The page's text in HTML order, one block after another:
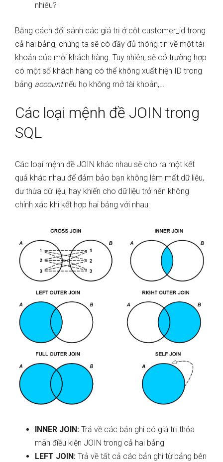
nhiêu?
Bằng cách đối sánh các giá trị ở cột customer_id trong
cả hai bảng, chúng ta sẽ có đầy đủ thông tin về một tài
khoản của mỗi khách hàng. Tuy nhiên, sẽ có trường hợp
có một số khách hàng có thể không xuất hiện ID trong
bảng accountnếu họ không mở tài khoản,…
Các loại mệnh đề JOIN trong
SQL
Các loại mệnh đề JOIN khác nhau sẽ cho ra một kết
quả khác nhau để đảm bảo bạn không làm mất dữ liệu,
dư thừa dữ liệu, hay khiến cho dữ liệu trở nên không
chính xác khi kết hợp hai bảng với nhau:
INNER JOIN: Trả về các bản ghi có giá trị thỏa
mãn điều kiện JOIN trong cả hai bảng
LEFT JOIN: Trả về tất cả các bản ghi từ bảng bên